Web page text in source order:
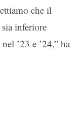
che il
inferiore
’23 e ’24,” ha